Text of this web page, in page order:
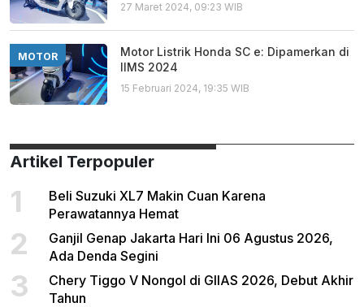
27 Maret 2024, 09:23 WIB
MOTOR
Motor Listrik Honda SC e: Dipamerkan di
IIMS 2024
15 Februari 2024, 19:35 WIB
Artikel Terpopuler
1
Beli Suzuki XL7 Makin Cuan Karena
Perawatannya Hemat
2
Ganjil Genap Jakarta Hari Ini 06 Agustus 2026,
Ada Denda Segini
3
Chery Tiggo V Nongol di GIIAS 2026, Debut Akhir
Tahun